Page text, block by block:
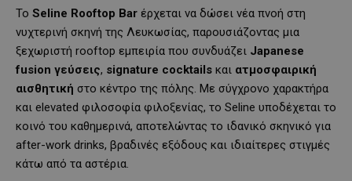
Το Seline Rooftop Bar έρχεται να δώσει νέα πνοή στη
νυχτερινή σκηνή της Λευκωσίας, παρουσιάζοντας μια
ξεχωριστή rooftop εμπειρία που συνδυάζει Japanese
fusion γεύσεις, signature cocktails και ατμοσφαιρική
αισθητική στο κέντρο της πόλης. Με σύγχρονο χαρακτήρα
και elevated φιλοσοφία φιλοξενίας, το Seline υποδέχεται το
κοινό του καθημερινά, αποτελώντας το ιδανικό σκηνικό για
after-work drinks, βραδινές εξόδους και ιδιαίτερες στιγμές
κάτω από τα αστέρια.